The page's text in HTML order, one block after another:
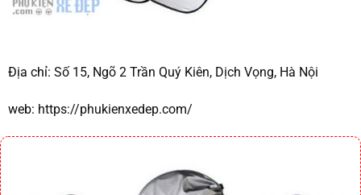
Địa chỉ: Số 15, Ngõ 2 Trần Quý Kiên, Dịch Vọng, Hà Nội
web: https://phukienxedep.com/